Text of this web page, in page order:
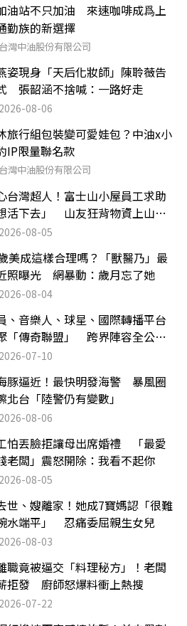
油站不只加油 來速咖啡成爲上
勤族的新選擇
台灣中油股份有限公司
姿現身「天后化妝師」陳聆薇告
張韶涵不捨喊：一路好走
2026-08-06
旅行組包裝變可愛娃包？中油x小
IP限量聯名款
台灣中油股份有限公司
台灣超人！富士山小屋員工求助
活下去」 山友狂背物資上山：
真的是寶島
2026-08-05
美成這樣合理嗎？「獸醫乃」最
照曝光 網暴動：歲月忘了她
2026-08-04
、音樂人、球星、國際轉播平台
「傳奇聯盟」 跨界陣容全公
指亞洲新傳奇聯賽
2026-07-10
豚逼近！最快明發海警 暴風圈
北台「陸警仍有變數」
2026-08-06
怕丟臉拒讓母出席婚禮 「最愛
老闆」震怒開除：我看不起你
2026-08-05
世、嫂離家！她成7寶媽認「很難
水端平」 忍痛委屈親生女兒
2026-08-03
職竟被逼交「料理秘方」！老闆
拒發 廚師怒爆料衝上熱搜
2026-07-22